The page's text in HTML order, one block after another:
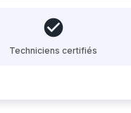
Techniciens certifiés